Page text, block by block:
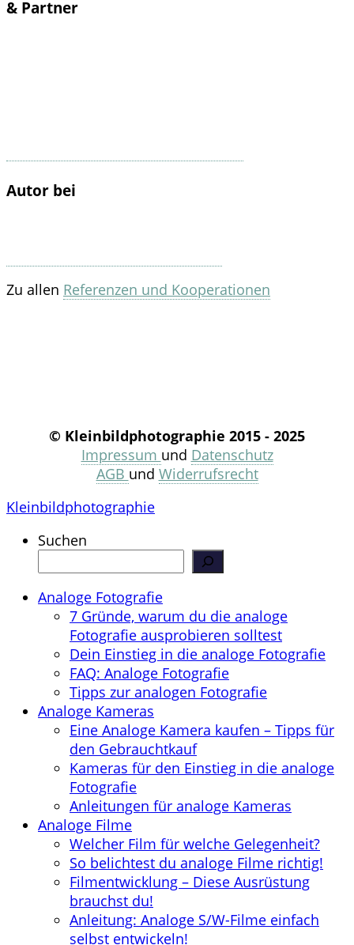
& Partner
Autor bei
Zu allen Referenzen und Kooperationen
© Kleinbildphotographie 2015 - 2025
Impressum und Datenschutz
AGB und Widerrufsrecht
Kleinbildphotographie
Suchen
Analoge Fotografie
7 Gründe, warum du die analoge
Fotografie ausprobieren solltest
Dein Einstieg in die analoge Fotografie
FAQ: Analoge Fotografie
Tipps zur analogen Fotografie
Analoge Kameras
Eine Analoge Kamera kaufen – Tipps für
den Gebrauchtkauf
Kameras für den Einstieg in die analoge
Fotografie
Anleitungen für analoge Kameras
Analoge Filme
Welcher Film für welche Gelegenheit?
So belichtest du analoge Filme richtig!
Filmentwicklung – Diese Ausrüstung
brauchst du!
Anleitung: Analoge S/W-Filme einfach
selbst entwickeln!